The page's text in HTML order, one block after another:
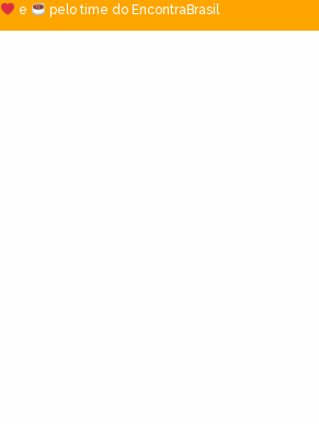
e pelo time do EncontraBrasil